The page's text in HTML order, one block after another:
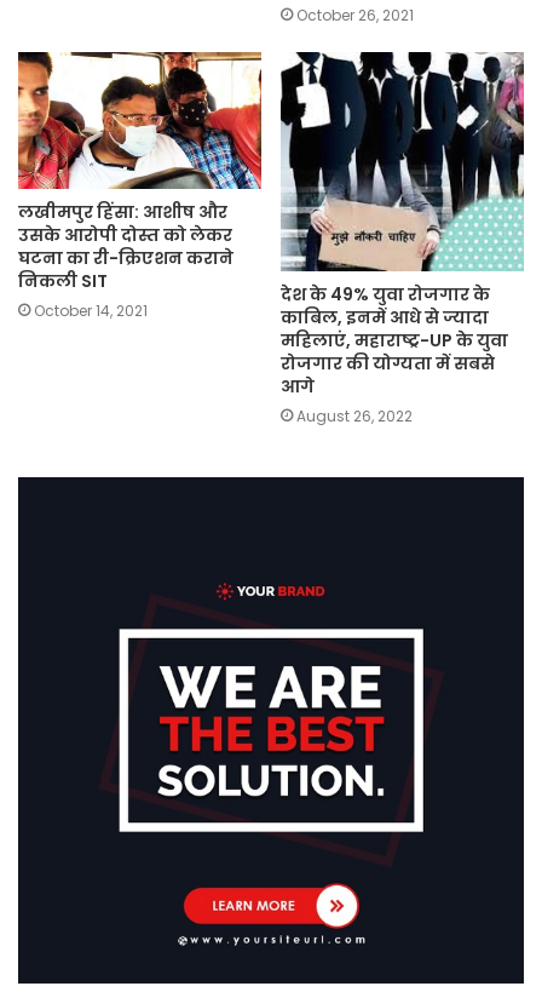
October 26, 2021
लखीमपुर हिंसा: आशीष और
उसके आरोपी दोस्त को लेकर
घटना का री-क्रिएशन कराने
निकली SIT
October 14, 2021
देश के 49% युवा रोजगार के
काबिल, इनमें आधे से ज्यादा
महिलाएं, महाराष्ट्र-UP के युवा
रोजगार की योग्यता में सबसे
आगे
August 26, 2022